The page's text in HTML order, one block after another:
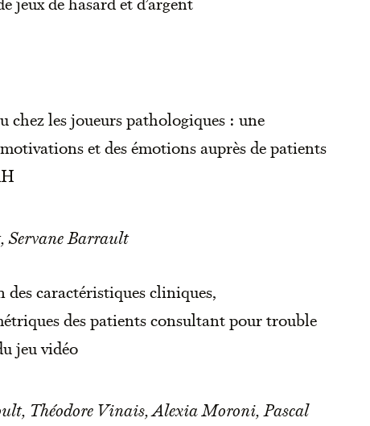
chez les joueurs pathologiques : une
et des émotions auprès de patients
Servane Barrault
caractéristiques cliniques,
des patients consultant pour trouble
jeu vidéo
Théodore Vinais, Alexia Moroni, Pascal